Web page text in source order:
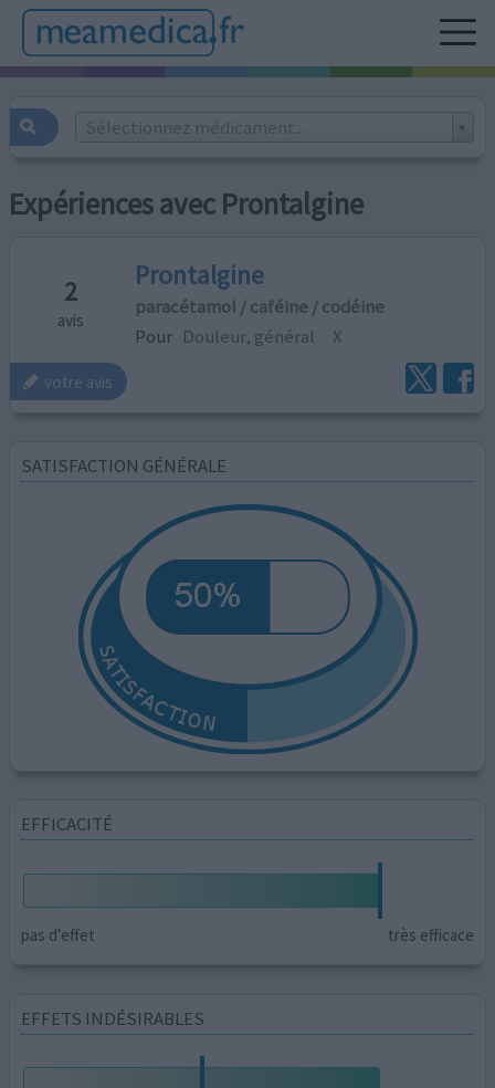
Sélectionnez médicament...
Expériences avec Prontalgine
2
avis
Prontalgine
paracétamol / caféine / codéine
Pour Douleur, général X
votre avis
SATISFACTION GÉNÉRALE
EFFICACITÉ
pas d'effet très efficace
EFFETS INDÉSIRABLES